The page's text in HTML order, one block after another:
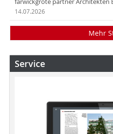
farwickgrote partner Architekten
14.07.2026
Mehr
Service